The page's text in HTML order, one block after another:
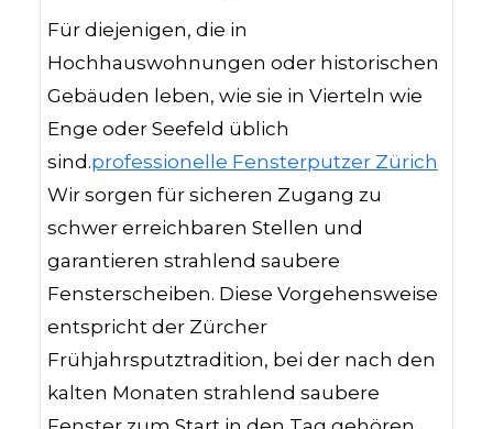
Für diejenigen, die in
Hochhauswohnungen oder historischen
Gebäuden leben, wie sie in Vierteln wie
Enge oder Seefeld üblich
sind.professionelle Fensterputzer Zürich
Wir sorgen für sicheren Zugang zu
schwer erreichbaren Stellen und
garantieren strahlend saubere
Fensterscheiben. Diese Vorgehensweise
entspricht der Zürcher
Frühjahrsputztradition, bei der nach den
kalten Monaten strahlend saubere